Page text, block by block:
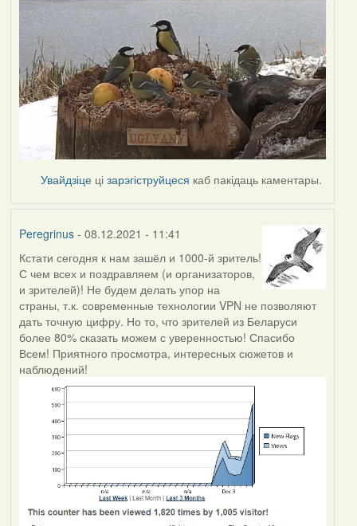
Увайдзіце цізарэгіструйцеся каб пакідаць каментары.
Peregrinus- 08.12.2021 - 11:41
Кстати сегодня к нам зашёл и 1000-й зритель!
С чем всех и поздравляем (и организаторов,
и зрителей)! Не будем делать упор на
страны, т.к. современные технологии VPN не позволяют
дать точную цифру. Но то, что зрителей из Беларуси
более 80% сказать можем с уверенностью! Спасибо
Всем! Приятного просмотра, интересных сюжетов и
наблюдений!